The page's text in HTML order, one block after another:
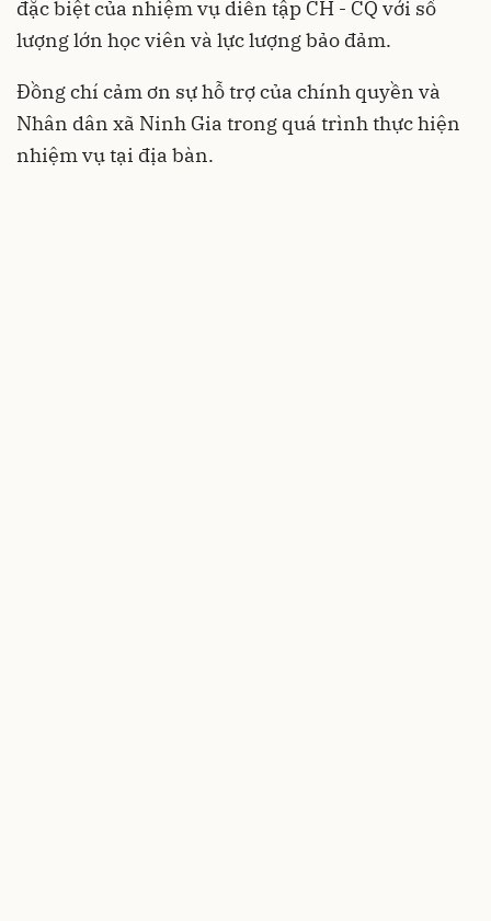
đặc biệt của nhiệm vụ diễn tập CH - CQ với số
lượng lớn học viên và lực lượng bảo đảm.
Đồng chí cảm ơn sự hỗ trợ của chính quyền và
Nhân dân xã Ninh Gia trong quá trình thực hiện
nhiệm vụ tại địa bàn.